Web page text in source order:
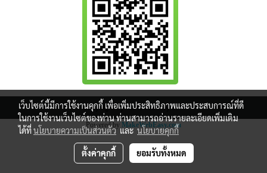
Copy right by makewebeasy.com
Powered by MakeWebEasy.com
เว็บไซต์นี้มีการใช้งานคุกกี้ เพื่อเพิ่มประสิทธิภาพและประสบการณ์ที่ดี
ในการใช้งานเว็บไซต์ของท่าน ท่านสามารถอ่านรายละเอียดเพิ่มเติม
ได้ที่นโยบายความเป็นส่วนตัวและนโยบายคุกกี้
ตั้งค่าคุกกี้ ยอมรับทั้งหมด